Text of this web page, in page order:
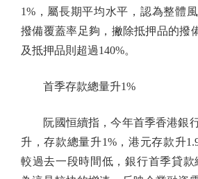
1%，屬長期平均水平，認為整體
撥備覆蓋率足夠，撇除抵押品的撥
及抵押品則超過140%。
首季存款總量升1%
阮國恒續指，今年首季香港銀行
升，存款總量升1%，港元存款升
較過去一段時間低，銀行首季貸款